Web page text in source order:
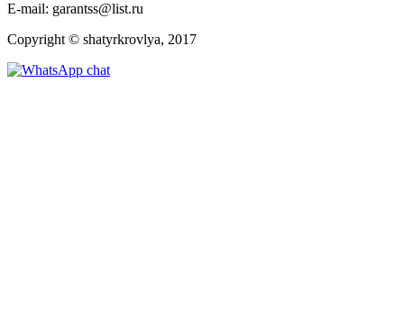
E-mail: garantss@list.ru
Copyright © shatyrkrovlya, 2017